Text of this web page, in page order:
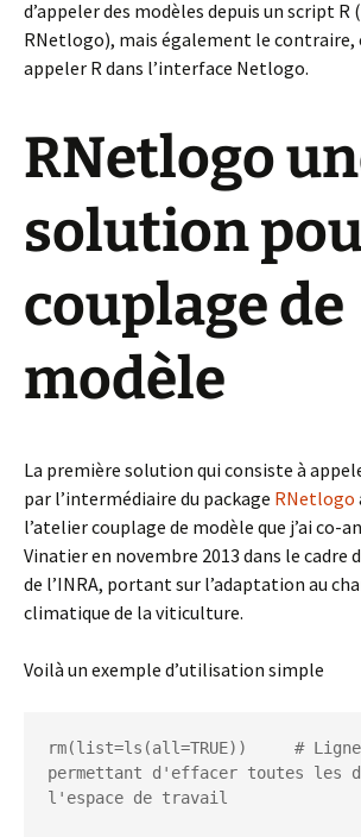
d’appeler des modèles depuis un script R
RNetlogo), mais également le contraire,
appeler R dans l’interface Netlogo.
RNetlogo
solution
couplage de
modèle
La première solution qui consiste à
par l’intermédiaire du package RNetlogo
l’atelier couplage de modèle que j’ai co-
Vinatier en novembre 2013 dans le cadre
de l’INRA, portant sur l’adaptation au
climatique de la viticulture.
Voilà un exemple d’utilisation simple
rm(list=ls(all=TRUE))     #
permettant d'effacer toutes les
l'espace de travail